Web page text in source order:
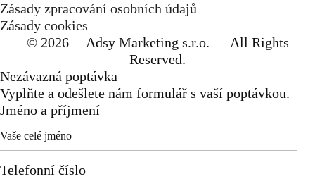
Zásady zpracování osobních údajů
Zásady cookies
© 2026— Adsy Marketing s.r.o. — All Rights
Reserved.
Nezávazná poptávka
Vyplňte a odešlete nám formulář s vaší poptávkou.
Jméno a příjmení
Telefonní číslo